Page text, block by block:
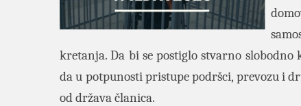
kretanja. Da bi se postiglo stvarno
da u potpunosti pristupe podršci, prevozu i
od država članica.